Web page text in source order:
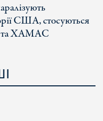
США, стосуються
та ХАМАС